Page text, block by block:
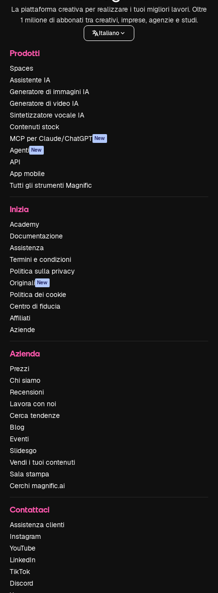
La piattaforma creativa per realizzare i tuoi migliori lavori. Oltre
1 milione di abbonati tra creativi, imprese, agenzie e studi.
Italiano
Prodotti
Spaces
Assistente IA
Generatore di immagini IA
Generatore di video IA
Sintetizzatore vocale IA
Contenuti stock
MCP per Claude/ChatGPT New
Agenti New
API
App mobile
Tutti gli strumenti Magnific
Inizia
Academy
Documentazione
Assistenza
Termini e condizioni
Politica sulla privacy
Originali New
Politica dei cookie
Centro di fiducia
Affiliati
Aziende
Azienda
Prezzi
Chi siamo
Recensioni
Lavora con noi
Cerca tendenze
Blog
Eventi
Slidesgo
Vendi i tuoi contenuti
Sala stampa
Cerchi magnific.ai
Contattaci
Assistenza clienti
Instagram
YouTube
LinkedIn
TikTok
Discord